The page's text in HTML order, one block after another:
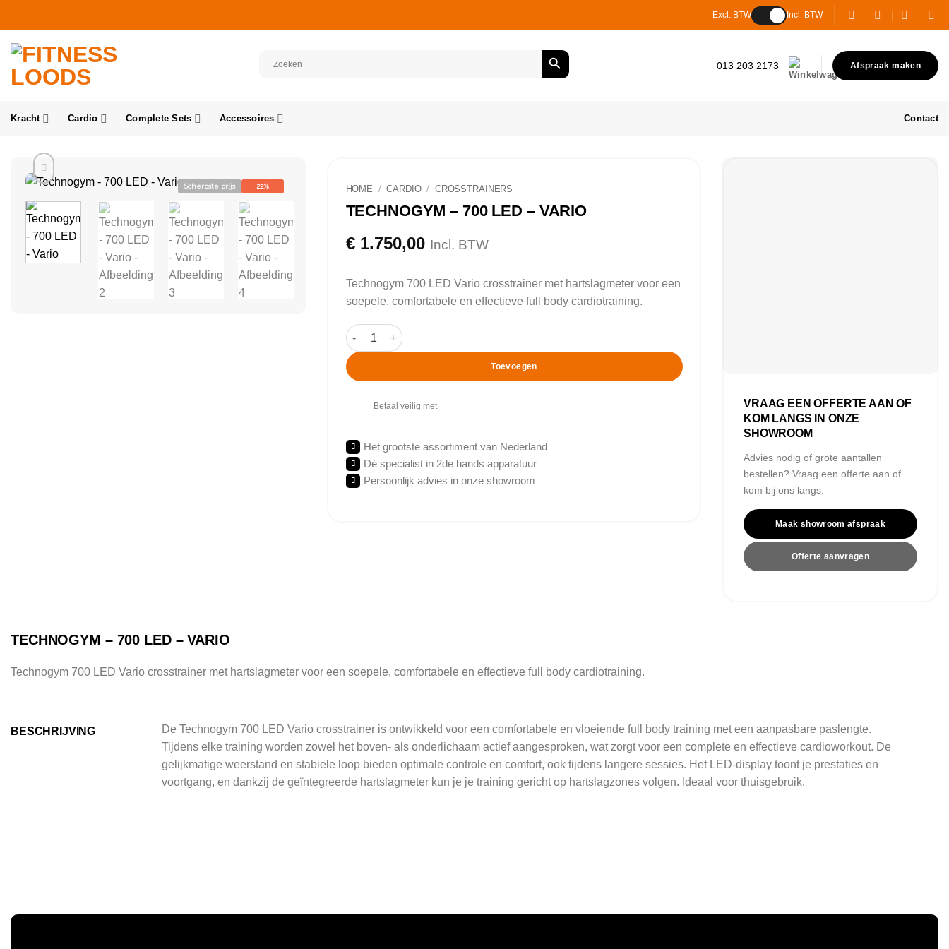
inhoud
Excl. BTW Incl. BTW
013 203 2173 Afspraak maken
Kracht Cardio Complete Sets Accessoires Contact
Scherpste prijs 22% HOME / CARDIO / CROSSTRAINERS
TECHNOGYM – 700 LED – VARIO
€1.750,00 Incl. BTW
Technogym 700 LED Vario crosstrainer met hartslagmeter voor een
soepele, comfortabele en effectieve full body cardiotraining.
Technogym - 700 LED - Vario aantal
Toevoegen
Betaal veilig met
Het grootste assortiment van Nederland
Dé specialist in 2de hands apparatuur
Persoonlijk advies in onze showroom
VRAAG EEN OFFERTE AAN OF
KOM LANGS IN ONZE
SHOWROOM
Advies nodig of grote aantallen
bestellen? Vraag een offerte aan of
kom bij ons langs.
Maak showroom afspraak
Offerte aanvragen
TECHNOGYM – 700 LED – VARIO
Technogym 700 LED Vario crosstrainer met hartslagmeter voor een soepele, comfortabele en effectieve full body cardiotraining.
BESCHRIJVING
De Technogym 700 LED Vario crosstrainer is ontwikkeld voor een comfortabele en vloeiende full body training met een aanpasbare paslengte.
Tijdens elke training worden zowel het boven- als onderlichaam actief aangesproken, wat zorgt voor een complete en effectieve cardioworkout. De
gelijkmatige weerstand en stabiele loop bieden optimale controle en comfort, ook tijdens langere sessies. Het LED-display toont je prestaties en
voortgang, en dankzij de geïntegreerde hartslagmeter kun je je training gericht op hartslagzones volgen. Ideaal voor thuisgebruik.